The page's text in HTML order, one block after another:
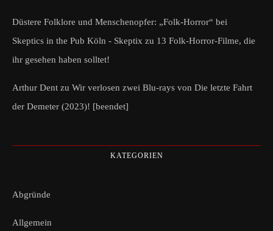
Düstere Folklore und Menschenopfer: „Folk-Horror“ bei
Skeptics in the Pub Köln - Skeptix zu 13 Folk-Horror-Filme, die
ihr gesehen haben solltet!
Arthur Dent zu Wir verlosen zwei Blu-rays von Die letzte Fahrt
der Demeter (2023)! [beendet]
KATEGORIEN
Abgründe
Allgemein